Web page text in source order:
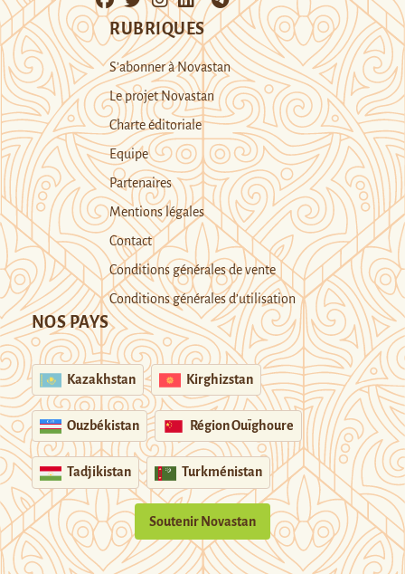
RUBRIQUES
S’abonner à Novastan
Le projet Novastan
Charte éditoriale
Equipe
Partenaires
Mentions légales
Contact
Conditions générales de vente
Conditions générales d’utilisation
NOS PAYS
Kazakhstan Kirghizstan
Ouzbékistan Région Ouïghoure
Tadjikistan Turkménistan
Soutenir Novastan